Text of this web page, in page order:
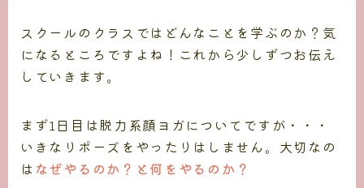
スクールのクラスではどんなことを学ぶのか？気
になるところですよね！これから少しずつお伝え
していきます。
まず1日目は脱力系顔ヨガについてですが・・・
いきなりポーズをやったりはしません。大切なの
は なぜやるのか？と何をやるのか？